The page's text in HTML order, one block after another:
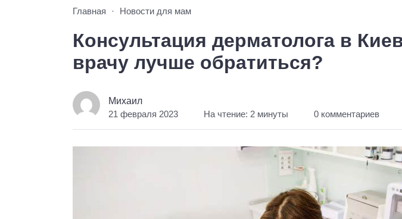
Главная Новости для мам
Консультация дерматолога в
врачу лучше обратиться?
Михаил
21 февраля 2023 На чтение: 2 минуты 0 комментариев